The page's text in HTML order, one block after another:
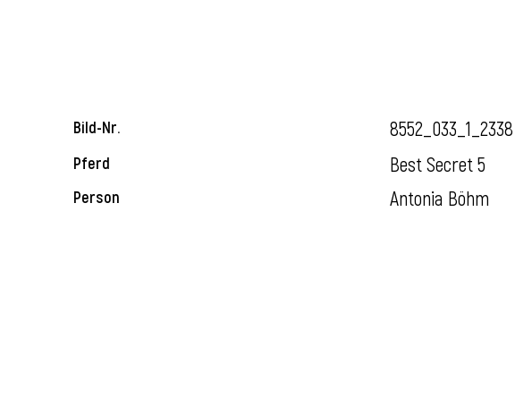
Bild-Nr. 8552_033_1_2338
Pferd Best Secret 5
Person Antonia Böhm